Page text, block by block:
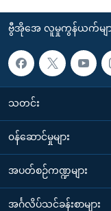
ဗွီအိုအေ လူမှုကွန်ယက်မျာ
သတင်း
၀န်ဆောင်မှုများ
အပတ်စဉ်ကဏ္ဍများ
အင်္ဂလိပ်သင်ခန်းစာများ